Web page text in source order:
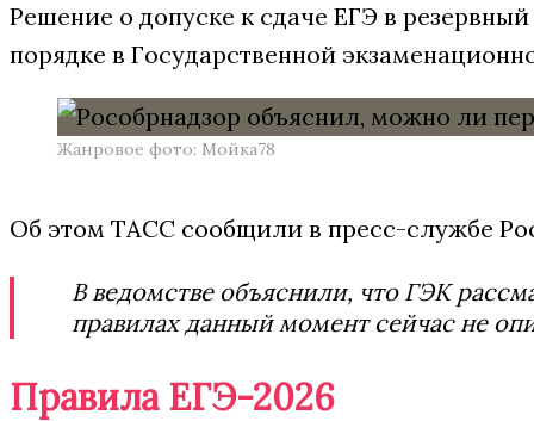
Решение о допуске к сдаче ЕГЭ в
порядке в Государственной
Жанровое фото: Мойка78
Об этом ТАСС сообщили в пресс-службе
В ведомстве объяснили, что ГЭК
правилах данный момент сейчас не
Правила ЕГЭ-2026